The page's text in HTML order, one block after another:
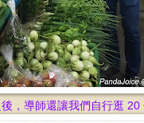
， 導師還讓我們自行逛 20